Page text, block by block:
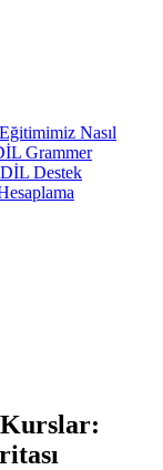
Nasıl
Grammer
Destek